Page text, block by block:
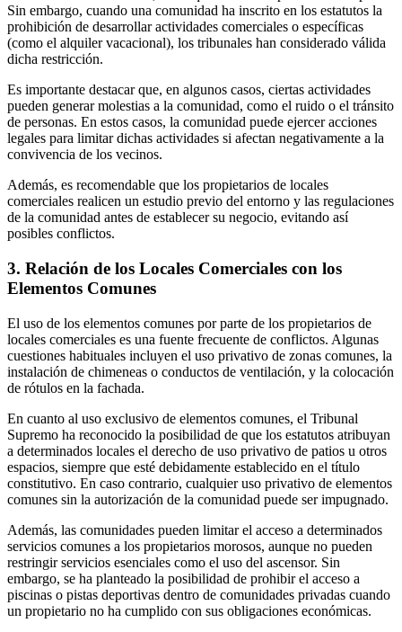
Sin embargo, cuando una comunidad ha inscrito en los estatutos la
prohibición de desarrollar actividades comerciales o específicas
(como el alquiler vacacional), los tribunales han considerado válida
dicha restricción.
Es importante destacar que, en algunos casos, ciertas actividades
pueden generar molestias a la comunidad, como el ruido o el tránsito
de personas. En estos casos, la comunidad puede ejercer acciones
legales para limitar dichas actividades si afectan negativamente a la
convivencia de los vecinos.
Además, es recomendable que los propietarios de locales
comerciales realicen un estudio previo del entorno y las regulaciones
de la comunidad antes de establecer su negocio, evitando así
posibles conflictos.
3. Relación de los Locales Comerciales con los
Elementos Comunes
El uso de los elementos comunes por parte de los propietarios de
locales comerciales es una fuente frecuente de conflictos. Algunas
cuestiones habituales incluyen el uso privativo de zonas comunes, la
instalación de chimeneas o conductos de ventilación, y la colocación
de rótulos en la fachada.
En cuanto al uso exclusivo de elementos comunes, el Tribunal
Supremo ha reconocido la posibilidad de que los estatutos atribuyan
a determinados locales el derecho de uso privativo de patios u otros
espacios, siempre que esté debidamente establecido en el título
constitutivo. En caso contrario, cualquier uso privativo de elementos
comunes sin la autorización de la comunidad puede ser impugnado.
Además, las comunidades pueden limitar el acceso a determinados
servicios comunes a los propietarios morosos, aunque no pueden
restringir servicios esenciales como el uso del ascensor. Sin
embargo, se ha planteado la posibilidad de prohibir el acceso a
piscinas o pistas deportivas dentro de comunidades privadas cuando
un propietario no ha cumplido con sus obligaciones económicas.